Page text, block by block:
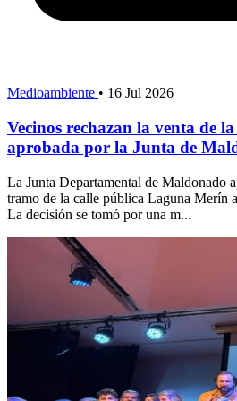
Medioambiente • 16 Jul 2026
Vecinos rechazan la venta de
aprobada por la Junta de
La Junta Departamental de Maldonado
tramo de la calle pública Laguna Merín
La decisión se tomó por una m...